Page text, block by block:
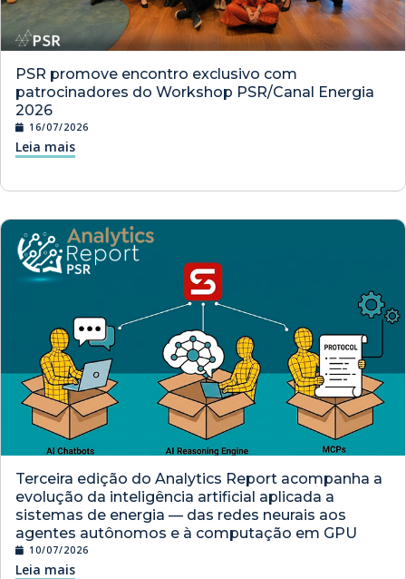
PSR promove encontro exclusivo com
patrocinadores do Workshop PSR/Canal Energia
2026
16/07/2026
Leia mais
Terceira edição do Analytics Report acompanha a
evolução da inteligência artificial aplicada a
sistemas de energia — das redes neurais aos
agentes autônomos e à computação em GPU
10/07/2026
Leia mais